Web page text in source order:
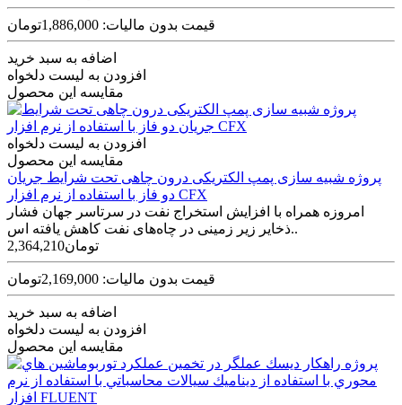
قیمت بدون مالیات: 1,886,000تومان
اضافه به سبد خرید
افزودن به لیست دلخواه
مقایسه این محصول
افزودن به لیست دلخواه
مقایسه این محصول
پروژه شبیه سازی پمپ الکتریکی درون چاهی تحت شرایط جریان
دو فاز با استفاده از نرم افزار CFX
امروزه همراه با افزایش استخراج نفت در سرتاسر جهان فشار
ذخایر زیر زمینی در چاه‌­های نفت کاهش یافته اس..
2,364,210تومان
قیمت بدون مالیات: 2,169,000تومان
اضافه به سبد خرید
افزودن به لیست دلخواه
مقایسه این محصول